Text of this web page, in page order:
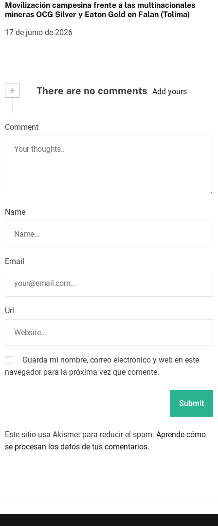
Movilización campesina frente a las multinacionales
mineras OCG Silver y Eaton Gold en Falan (Tolima)
17 de junio de 2026
+ There are no comments Add yours
Comment
Name
Email
Url
Guarda mi nombre, correo electrónico y web en este
navegador para la próxima vez que comente.
Este sitio usa Akismet para reducir el spam. Aprende cómo
se procesan los datos de tus comentarios.